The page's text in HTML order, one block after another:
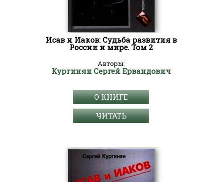
Исав и Иаков: Судьба развития в
России и мире. Том 2
Авторы:
Кургинян Сергей Ервандович
О КНИГЕ
ЧИТАТЬ